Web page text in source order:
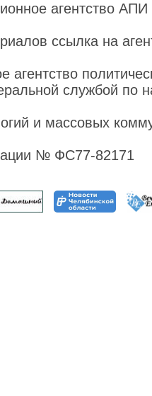
агентство
ссылка на
агентство
службой по
и массовых
№ ФС77-82171